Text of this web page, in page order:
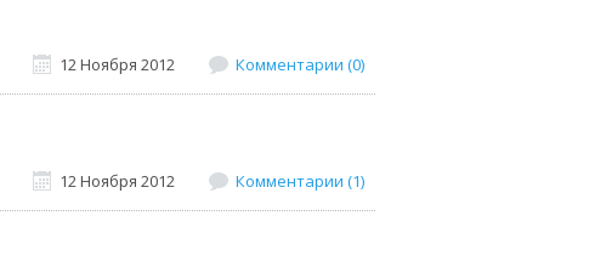
12 Ноября 2012 Комментарии (0)
12 Ноября 2012 Комментарии (1)